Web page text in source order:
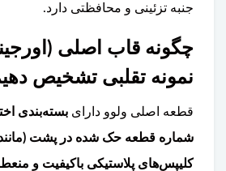
جنبه تزئینی و محافظتی دارد.
چگونه قاب اصلی
نمونه تقلبی تشخیص
قطعه اصلی ولوو دارای بسته‌بندی
شماره قطعه حک شده در پشت (مانند
کلیپس‌های پلاستیکی باکیفیت و